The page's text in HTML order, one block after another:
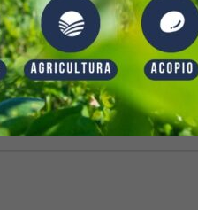
Ibarra/ 17/06/2017
jugaron esta tarde contra
de Dorrego. Ellas fueron
Mamis, ni las tres
La séptima perdió 2 a